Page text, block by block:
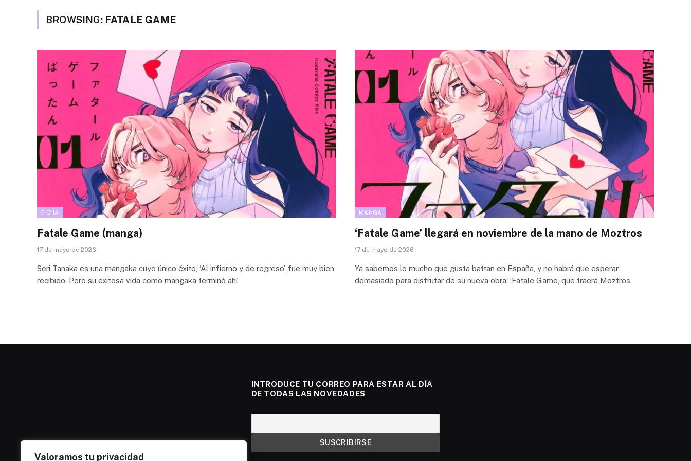
Valoramos tu privacidad
BROWSING: FATALE GAME
FICHA
Fatale Game (manga)
17 de mayo de 2026
Seri Tanaka es una mangaka cuyo único éxito, ‘Al infierno y de regreso’, fue muy bien
recibido. Pero su exitosa vida como mangaka terminó ahí
MANGA
‘Fatale Game’ llegará en noviembre de la mano de Moztros
17 de mayo de 2026
Ya sabemos lo mucho que gusta battan en España, y no habrá que esperar
demasiado para disfrutar de su nueva obra: ‘Fatale Game’, que traerá Moztros
INTRODUCE TU CORREO PARA ESTAR AL DÍA
DE TODAS LAS NOVEDADES